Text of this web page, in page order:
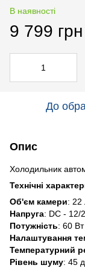
В наявності
9 799 грн
До
Опис
Холодильник
Технічні
Об'єм камери: 22
Напруга: DC - 12/
Потужність: 60 Вт
Налаштування
Температурний
Рівень шуму: 45